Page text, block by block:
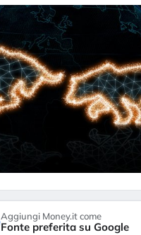
Aggiungi Money.it come
Fonte preferita su Google